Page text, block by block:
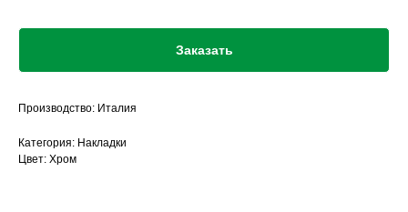
Заказать
Производство: Италия
Категория: Накладки
Цвет: Хром